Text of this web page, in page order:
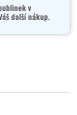
v
další nákup.